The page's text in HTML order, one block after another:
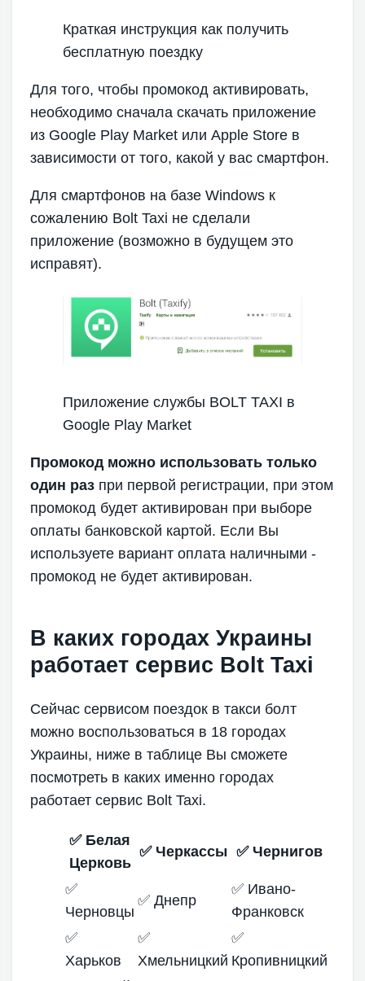
Краткая инструкция как получить
бесплатную поездку
Для того, чтобы промокод активировать,
необходимо сначала скачать приложение
из Google Play Market или Apple Store в
зависимости от того, какой у вас смартфон.
Для смартфонов на базе Windows к
сожалению Bolt Taxi не сделали
приложение (возможно в будущем это
исправят).
Приложение службы BOLT TAXI в
Google Play Market
Промокод можно использовать только
один раз при первой регистрации, при этом
промокод будет активирован при выборе
оплаты банковской картой. Если Вы
используете вариант оплата наличными -
промокод не будет активирован.
В каких городах Украины
работает сервис Bolt Taxi
Сейчас сервисом поездок в такси болт
можно воспользоваться в 18 городах
Украины, ниже в таблице Вы сможете
посмотреть в каких именно городах
работает сервис Bolt Taxi.
✅ Белая
Церковь
✅ Черкассы ✅ Чернигов
✅
Черновцы
✅ Днепр
✅ Ивано-
Франковск
✅
Харьков
✅
Хмельницкий
✅
Кропивницкий